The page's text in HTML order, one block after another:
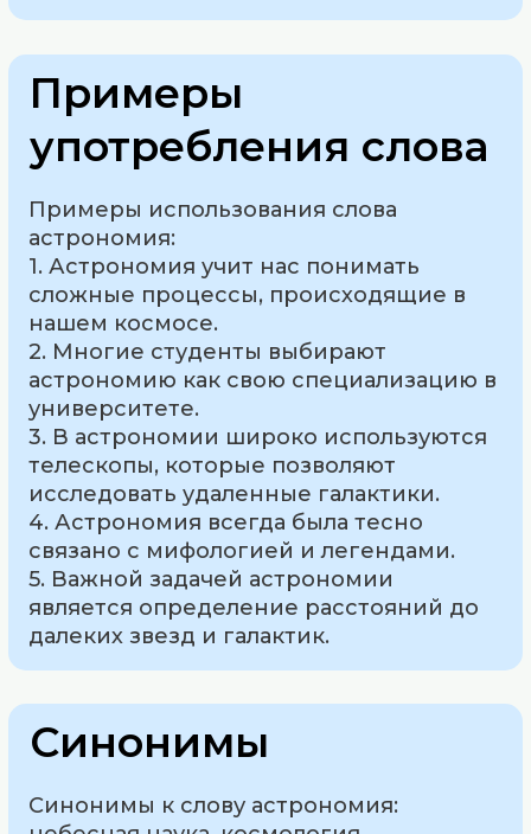
Примеры
употребления слова
Примеры использования слова
астрономия:
1. Астрономия учит нас понимать
сложные процессы, происходящие в
нашем космосе.
2. Многие студенты выбирают
астрономию как свою специализацию в
университете.
3. В астрономии широко используются
телескопы, которые позволяют
исследовать удаленные галактики.
4. Астрономия всегда была тесно
связано с мифологией и легендами.
5. Важной задачей астрономии
является определение расстояний до
далеких звезд и галактик.
Синонимы
Синонимы к слову астрономия: